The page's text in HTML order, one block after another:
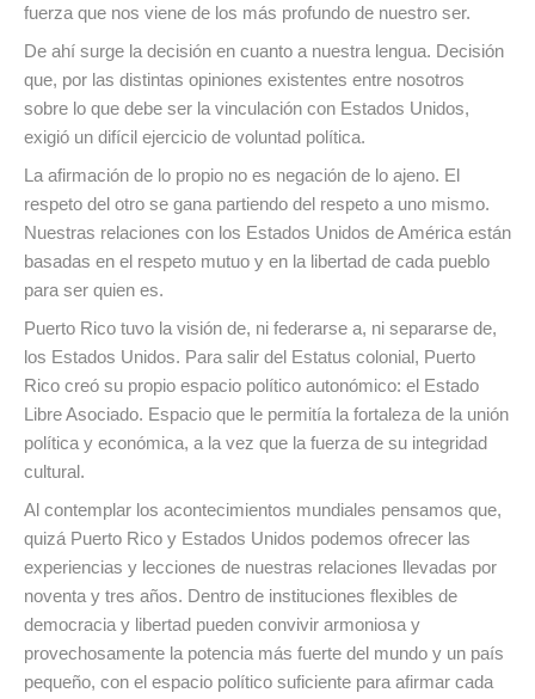
fuerza que nos viene de los más profundo de nuestro ser.
De ahí surge la decisión en cuanto a nuestra lengua. Decisión
que, por las distintas opiniones existentes entre nosotros
sobre lo que debe ser la vinculación con Estados Unidos,
exigió un difícil ejercicio de voluntad política.
La afirmación de lo propio no es negación de lo ajeno. El
respeto del otro se gana partiendo del respeto a uno mismo.
Nuestras relaciones con los Estados Unidos de América están
basadas en el respeto mutuo y en la libertad de cada pueblo
para ser quien es.
Puerto Rico tuvo la visión de, ni federarse a, ni separarse de,
los Estados Unidos. Para salir del Estatus colonial, Puerto
Rico creó su propio espacio político autonómico: el Estado
Libre Asociado. Espacio que le permitía la fortaleza de la unión
política y económica, a la vez que la fuerza de su integridad
cultural.
Al contemplar los acontecimientos mundiales pensamos que,
quizá Puerto Rico y Estados Unidos podemos ofrecer las
experiencias y lecciones de nuestras relaciones llevadas por
noventa y tres años. Dentro de instituciones flexibles de
democracia y libertad pueden convivir armoniosa y
provechosamente la potencia más fuerte del mundo y un país
pequeño, con el espacio político suficiente para afirmar cada